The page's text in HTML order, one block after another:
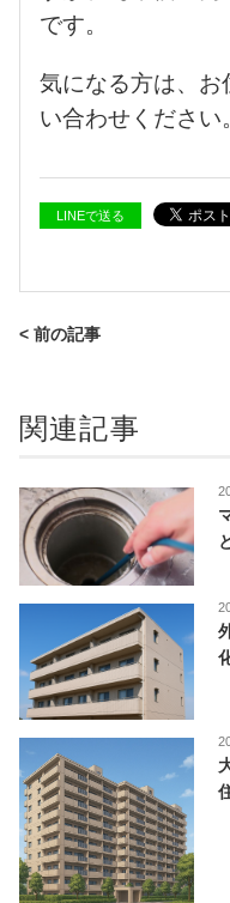
です。
気になる方は、お
い合わせください
LINEで送る
< 前の記事
関連記事